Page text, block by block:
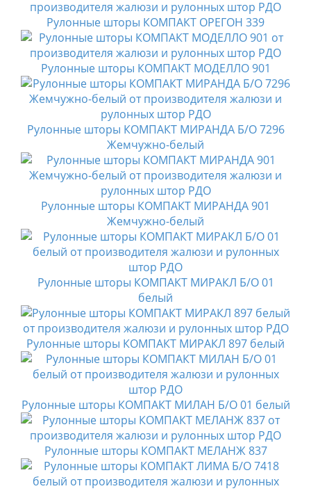
Рулонные шторы КОМПАКТ ОРЕГОН 339
Рулонные шторы КОМПАКТ МОДЕЛЛО 901
Рулонные шторы КОМПАКТ МИРАНДА Б/О 7296
Жемчужно-белый
Рулонные шторы КОМПАКТ МИРАНДА 901
Жемчужно-белый
Рулонные шторы КОМПАКТ МИРАКЛ Б/О 01
белый
Рулонные шторы КОМПАКТ МИРАКЛ 897 белый
Рулонные шторы КОМПАКТ МИЛАН Б/О 01 белый
Рулонные шторы КОМПАКТ МЕЛАНЖ 837